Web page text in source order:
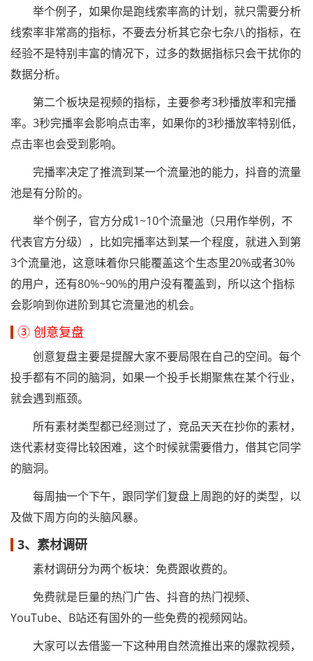
举个例子，如果你是跑线索率高的计划，就只需要分析
线索率非常高的指标，不要去分析其它杂七杂八的指标，在
经验不是特别丰富的情况下，过多的数据指标只会干扰你的
数据分析。
第二个板块是视频的指标，主要参考3秒播放率和完播
率。3秒完播率会影响点击率，如果你的3秒播放率特别低，
点击率也会受到影响。
完播率决定了推流到某一个流量池的能力，抖音的流量
池是有分阶的。
举个例子，官方分成1~10个流量池（只用作举例，不
代表官方分级），比如完播率达到某一个程度，就进入到第
3个流量池，这意味着你只能覆盖这个生态里20%或者30%
的用户，还有80%~90%的用户没有覆盖到，所以这个指标
会影响到你进阶到其它流量池的机会。
③ 创意复盘
创意复盘主要是提醒大家不要局限在自己的空间。每个
投手都有不同的脑洞，如果一个投手长期聚焦在某个行业，
就会遇到瓶颈。
所有素材类型都已经测过了，竞品天天在抄你的素材，
迭代素材变得比较困难，这个时候就需要借力，借其它同学
的脑洞。
每周抽一个下午，跟同学们复盘上周跑的好的类型，以
及做下周方向的头脑风暴。
3、素材调研
素材调研分为两个板块：免费跟收费的。
免费就是巨量的热门广告、抖音的热门视频、
YouTube、B站还有国外的一些免费的视频网站。
大家可以去借鉴一下这种用自然流推出来的爆款视频，